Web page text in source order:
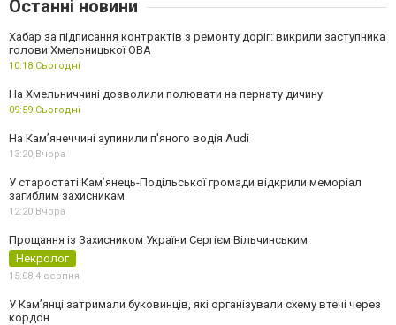
Останні новини
Хабар за підписання контрактів з ремонту доріг: викрили заступника
голови Хмельницької ОВА
10:18,Сьогодні
На Хмельниччині дозволили полювати на пернату дичину
09:59,Сьогодні
На Камʼянеччині зупинили п'яного водія Audi
13:20,Вчора
У старостаті Кам’янець-Подільської громади відкрили меморіал
загиблим захисникам
12:20,Вчора
Прощання із Захисником України Сергієм Вільчинським
Некролог
15:08,4 серпня
У Кам’янці затримали буковинців, які організували схему втечі через
кордон